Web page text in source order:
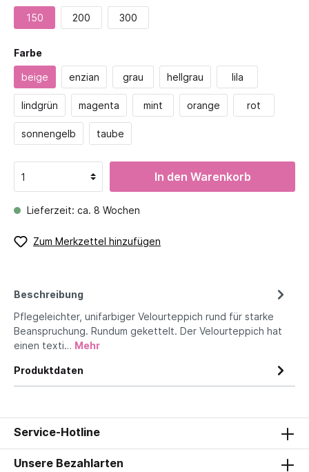
150 200 300
Farbe
beige enzian grau hellgrau lila
lindgrün magenta mint orange rot
sonnengelb taube
In den Warenkorb
Lieferzeit: ca. 8 Wochen
Zum Merkzettel hinzufügen
Beschreibung
Pflegeleichter, unifarbiger Velourteppich rund für starke
Beanspruchung. Rundum gekettelt. Der Velourteppich hat
einen texti… Mehr
Produktdaten
Service-Hotline
Unsere Bezahlarten